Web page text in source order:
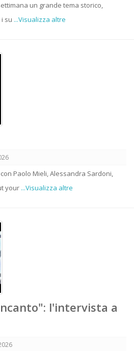
un grande tema storico,
su ...Visualizza altre
Paolo Mieli, Alessandra Sardoni,
your ...Visualizza altre
l'intervista a